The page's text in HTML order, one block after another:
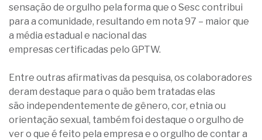
sensação de orgulho pela forma que o Sesc contribui
para a comunidade, resultando em nota 97 – maior que
a média estadual e nacional das
empresas certificadas pelo GPTW.
Entre outras afirmativas da pesquisa, os colaboradores
deram destaque para o quão bem tratadas elas
são independentemente de gênero, cor, etnia ou
orientação sexual, também foi destaque o orgulho de
ver o que é feito pela empresa e o orgulho de contar a